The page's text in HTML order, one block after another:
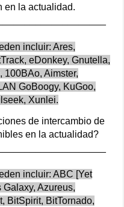
en la actualidad.
incluir: Ares,
eDonkey, Gnutella,
100BAo, Aimster,
GoBoogy, KuGoo,
Xunlei.
de intercambio de
en la actualidad?
incluir: ABC [Yet
Galaxy, Azureus,
BitSpirit, BitTornado,